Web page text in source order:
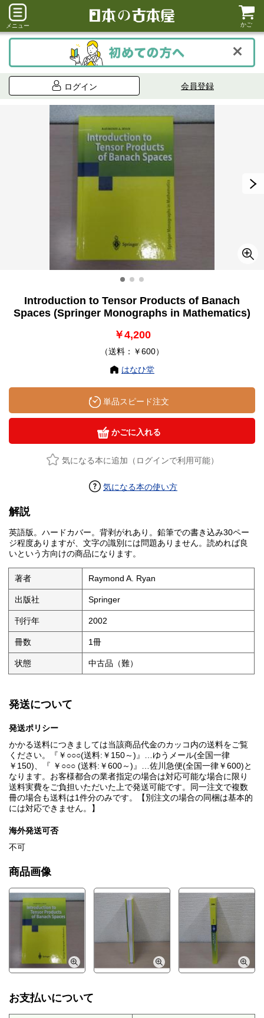
メニュー かご
ログイン 会員登録
Introduction to Tensor Products of Banach
Spaces (Springer Monographs in Mathematics)
￥4,200
（送料：￥600）
はなひ堂
単品スピード注文
かごに入れる
気になる本に追加（ログインで利用可能）
気になる本の使い方
解説
英語版。ハードカバー。背剥がれあり。鉛筆での書き込み30ペー
ジ程度ありますが、文字の識別には問題ありません。読めれば良
いという方向けの商品になります。
著者 Raymond A. Ryan
出版社 Springer
刊行年 2002
冊数 1冊
状態 中古品（難）
発送について
発送ポリシー
かかる送料につきましては当該商品代金のカッコ内の送料をご覧
ください。『￥○○○(送料:￥150～)』…ゆうメール(全国一律
￥150)、『 ￥○○○ (送料:￥600～)』…佐川急便(全国一律￥600)と
なります。お客様都合の業者指定の場合は対応可能な場合に限り
送料実費をご負担いただいた上で発送可能です。同一注文で複数
冊の場合も送料は1件分のみです。【別注文の場合の同梱は基本的
には対応できません。】
海外発送可否
不可
商品画像
お支払いについて